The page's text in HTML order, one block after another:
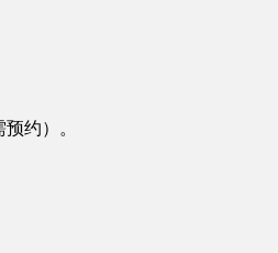
约）。